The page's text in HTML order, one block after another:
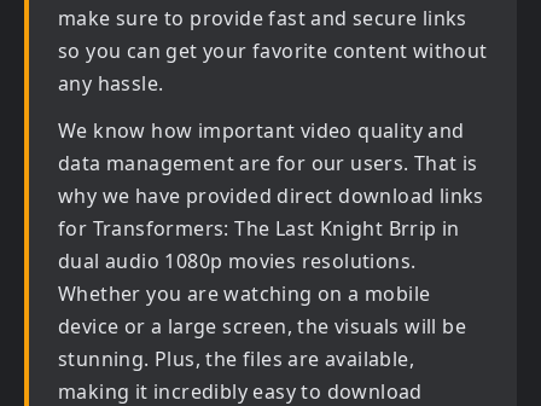
make sure to provide fast and secure links
so you can get your favorite content without
any hassle.
We know how important video quality and
data management are for our users. That is
why we have provided direct download links
for Transformers: The Last Knight Brrip in
dual audio 1080p movies resolutions.
Whether you are watching on a mobile
device or a large screen, the visuals will be
stunning. Plus, the files are available,
making it incredibly easy to download